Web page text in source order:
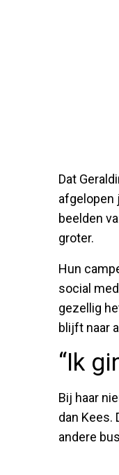
Dat
afgelopen
beelden
groter.
Hun
social
gezellig
blijft naar
“Ik
Bij haar
dan Kees.
andere